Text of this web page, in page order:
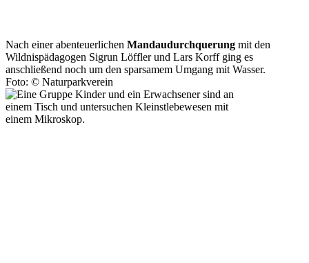
Nach einer abenteuerlichen Mandaudurchquerung mit den
Wildnispädagogen Sigrun Löffler und Lars Korff ging es
anschließend noch um den sparsamem Umgang mit Wasser.
Foto: © Naturparkverein